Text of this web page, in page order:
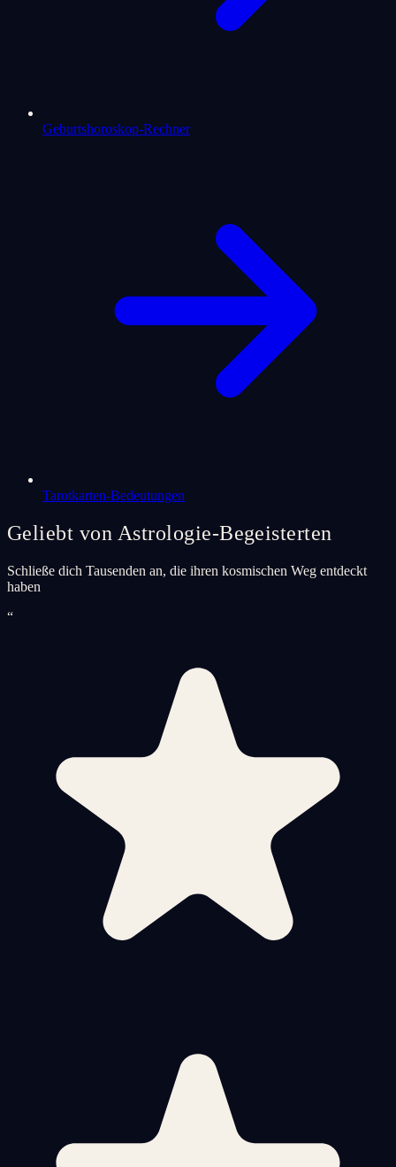
Geburtshoroskop-Rechner
Tarotkarten-Bedeutungen
Geliebt von Astrologie-Begeisterten
Schließe dich Tausenden an, die ihren kosmischen Weg entdeckt
haben
“